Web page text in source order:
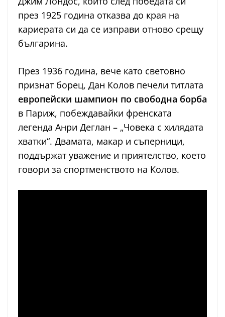
през 1925 година отказва до края на
кариерата си да се изправи отново срещу
българина.
През 1936 година, вече като световно
признат борец, Дан Колов печели титлата
европейски шампион по свободна борба
в Париж, побеждавайки френската
легенда Анри Деглан – „Човека с хилядата
хватки“. Двамата, макар и съперници,
поддържат уважение и приятелство, което
говори за спортменството на Колов.